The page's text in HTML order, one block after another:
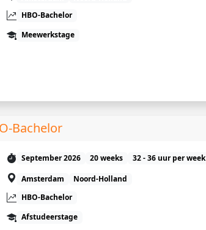
HBO-Bachelor
Meewerkstage
Bachelor
September 2026 20 weeks
32 - 36 uur per week
Amsterdam
Noord-Holland
HBO-Bachelor
Afstudeerstage